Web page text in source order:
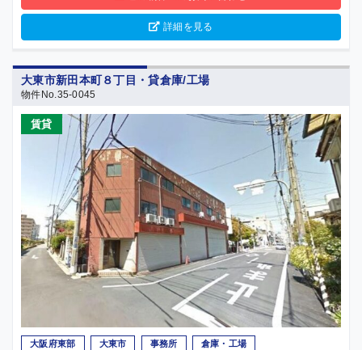
詳細を見る
大東市新田本町８丁目・貸倉庫/工場
物件No.35-0045
賃貸
大阪府東部 大東市 事務所 倉庫・工場